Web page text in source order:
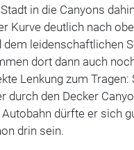
in die Canyons
Kurve deutlich nach
dem leidenschaftlichen
dort dann auch
Lenkung zum
durch den Decker
Autobahn dürfte er sich
drin sein.